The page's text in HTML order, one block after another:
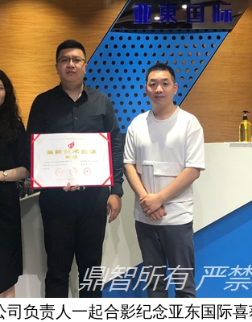
责人一起合影纪念亚东国际喜